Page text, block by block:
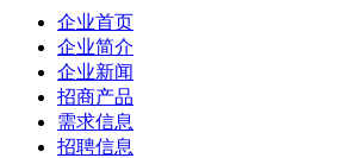
企业首页
企业简介
企业新闻
招商产品
需求信息
招聘信息